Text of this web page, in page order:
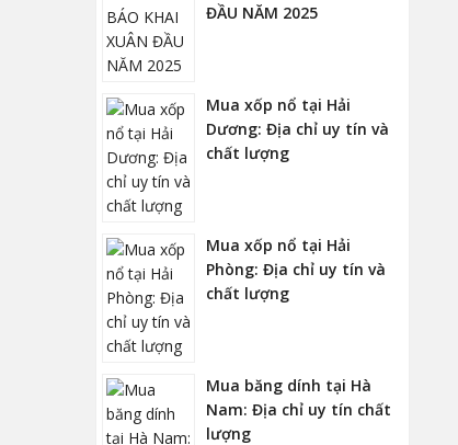
ĐẦU NĂM 2025
Mua xốp nổ tại Hải
Dương: Địa chỉ uy tín và
chất lượng
Mua xốp nổ tại Hải
Phòng: Địa chỉ uy tín và
chất lượng
Mua băng dính tại Hà
Nam: Địa chỉ uy tín chất
lượng